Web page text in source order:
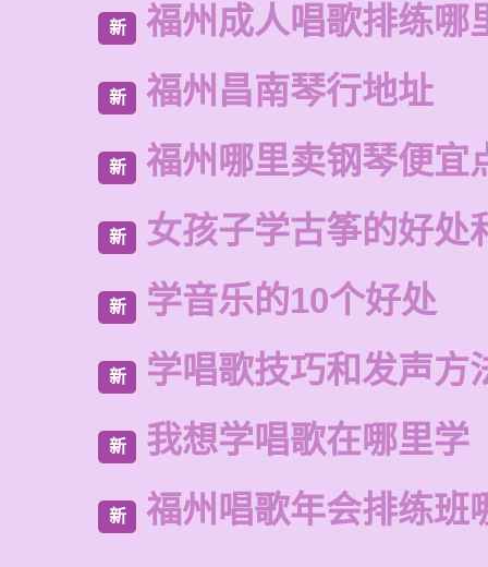
新 福州成人唱歌排练哪
新 福州昌南琴行地址
新 福州哪里卖钢琴便宜
新 女孩子学古筝的好处
新 学音乐的10个好处
新 学唱歌技巧和发声方
新 我想学唱歌在哪里学
新 福州唱歌年会排练班